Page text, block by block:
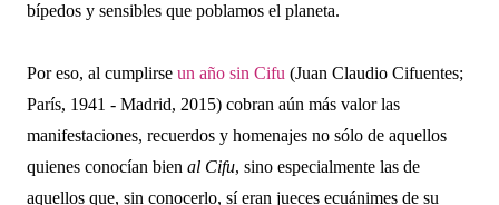
bípedos y sensibles que poblamos el planeta.
Por eso, al cumplirse un año sin Cifu (Juan Claudio Cifuentes;
París, 1941 - Madrid, 2015) cobran aún más valor las
manifestaciones, recuerdos y homenajes no sólo de aquellos
quienes conocían bien al Cifu, sino especialmente las de
aquellos que, sin conocerlo, sí eran jueces ecuánimes de su